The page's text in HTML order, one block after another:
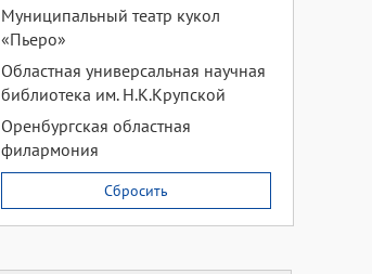
Муниципальный театр кукол
«Пьеро»
Областная универсальная научная
библиотека им. Н.К.Крупской
Оренбургская областная
филармония
Сбросить